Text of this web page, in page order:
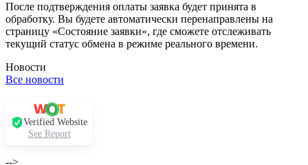
После подтверждения оплаты заявка будет принята в
обработку. Вы будете автоматически перенаправлены на
страницу «Состояние заявки», где сможете отслеживать
текущий статус обмена в режиме реального времени.
Новости
Все новости
Verified Website
See Report
-->